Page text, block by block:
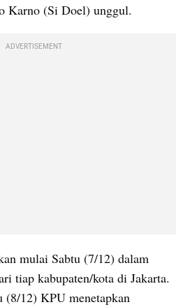
Karno (Si Doel) unggul.
ADVERTISEMENT
mulai Sabtu (7/12) dalam
tiap kabupaten/kota di Jakarta.
12) KPU menetapkan